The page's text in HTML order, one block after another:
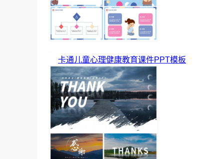
卡通儿童心理健康教育课件PPT模板